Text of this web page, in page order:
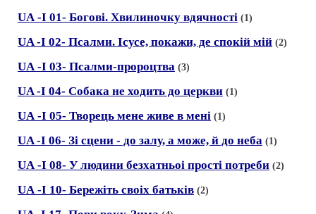
UА -I 01- Боговi. Хвилиночку вдячностi (1)
UA -I 02- Псалми. Iсусе, покажи, де спокiй мiй (2)
UА -I 03- Псалми-пророцтва (3)
UA -I 04- Собака не ходить до церкви (1)
UА -I 05- Творець мене живе в менi (1)
UA -I 06- Зi сцени - до залу, а може, й до неба (1)
UА -I 08- У людини безхатньоi простi потреби (2)
UА -I 10- Бережiть своiх батькiв (2)